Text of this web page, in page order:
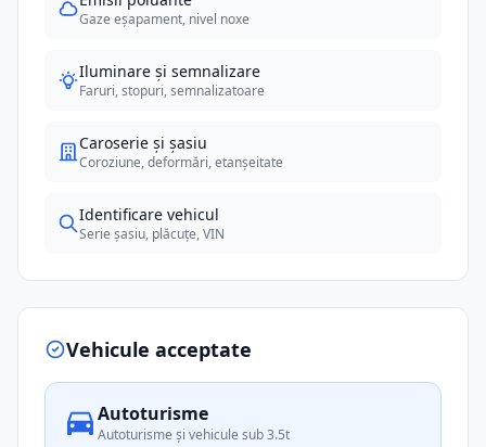
Gaze eșapament, nivel noxe
Iluminare și semnalizare
Faruri, stopuri, semnalizatoare
Caroserie și șasiu
Coroziune, deformări, etanșeitate
Identificare vehicul
Serie șasiu, plăcuțe, VIN
Vehicule acceptate
Autoturisme
Autoturisme și vehicule sub 3.5t